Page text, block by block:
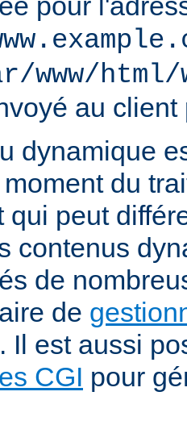
www/
au client
dynamique
du
qui peut
contenus
de
de
Il est aussi
CGI pour